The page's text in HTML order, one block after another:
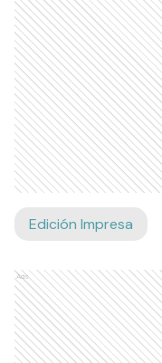
Edición Impresa
Ads